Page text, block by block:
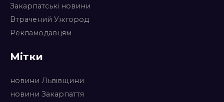
Закарпатські новини
Втрачений Ужгород
Рекламодавцям
Мітки
новини Львівщини
новини Закарпаття